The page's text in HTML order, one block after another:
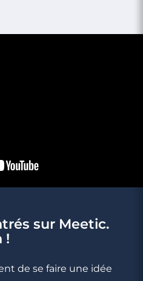
au premier
sur Meetic.
!
de se faire une idée